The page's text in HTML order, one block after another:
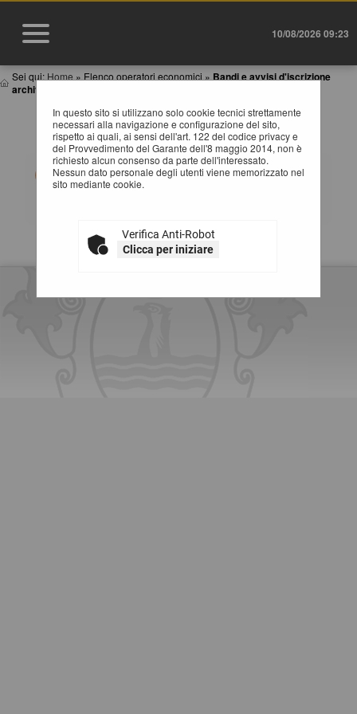
10/08/2026 09:23
Sei qui: Home » Elenco operatori economici » Bandi e avvisi d'iscrizione
archiviati
In questo sito si utilizzano solo cookie tecnici strettamente
necessari alla navigazione e configurazione del sito,
rispetto ai quali, ai sensi dell'art. 122 del codice privacy e
del Provvedimento del Garante dell'8 maggio 2014, non è
richiesto alcun consenso da parte dell'interessato.
Nessun dato personale degli utenti viene memorizzato nel
sito mediante cookie.
Verifica Anti-Robot
Clicca per iniziare
BANDI E AVVISI D'ISCRIZIONE ARCHIVIATI PER
ELENCHI OPERATORI ECONOMICI
Elenco dei bandi d'iscrizione archiviati per gli elenchi
operatori.
La ricerca ha restituito 0 risultati.